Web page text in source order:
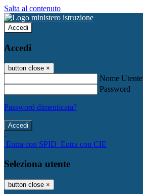
Salta al contenuto
Accedi
Accedi
button close ×
Nome Utente
Password
Password dimenticata?
-
Entra con SPID Entra con CIE
Seleziona utente
button close ×